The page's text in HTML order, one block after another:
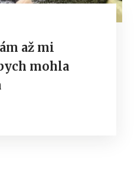
až mi
mohla